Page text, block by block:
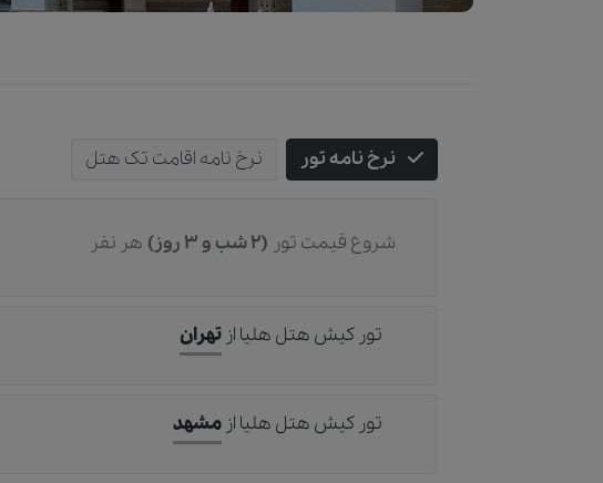
نرخ نامه تور نرخ نامه اقامت تک هتل
شروع قیمت تور (2 شب و 3 روز) هر نفر
تور کیش هتل هلیا از تهران
تور کیش هتل هلیا از مشهد